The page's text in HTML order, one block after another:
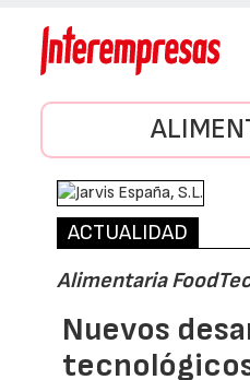
ACTUALIDAD
Alimentaria
Nuevos